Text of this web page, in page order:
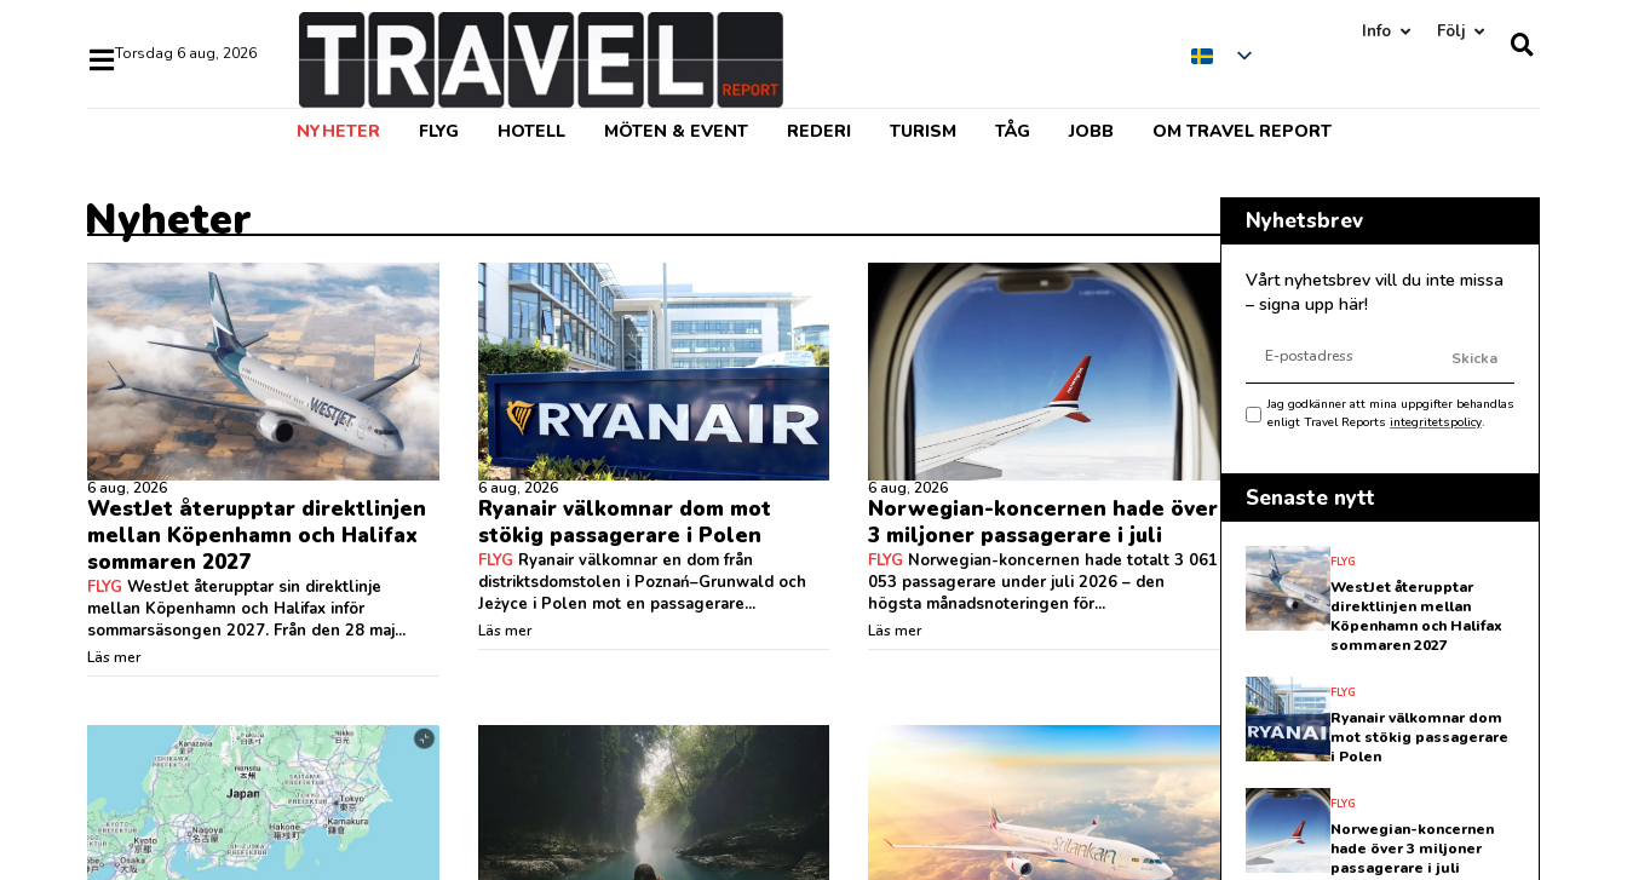
torsdag 6 aug, 2026
Info Följ
NYHETER FLYG HOTELL MÖTEN & EVENT REDERI TURISM TÅG JOBB OM TRAVEL REPORT
Nyheter
6 aug, 2026
WestJet återupptar direktlinjen
mellan Köpenhamn och Halifax
sommaren 2027
FLYG WestJet återupptar sin direktlinje
mellan Köpenhamn och Halifax inför
sommarsäsongen 2027. Från den 28 maj...
Läs mer
6 aug, 2026
Ryanair välkomnar dom mot
stökig passagerare i Polen
FLYG Ryanair välkomnar en dom från
distriktsdomstolen i Poznań–Grunwald och
Jeżyce i Polen mot en passagerare...
Läs mer
6 aug, 2026
Norwegian-koncernen hade över
3 miljoner passagerare i juli
FLYG Norwegian-koncernen hade totalt 3 061
053 passagerare under juli 2026 – den
högsta månadsnoteringen för...
Läs mer
Nyhetsbrev
Vårt nyhetsbrev vill du inte missa
– signa upp här!
Jag godkänner att mina uppgifter behandlas
enligt Travel Reports integritetspolicy.
Skicka
Senaste nytt
FLYG
WestJet återupptar
direktlinjen mellan
Köpenhamn och Halifax
sommaren 2027
FLYG
Ryanair välkomnar dom
mot stökig passagerare
i Polen
FLYG
Norwegian-koncernen
hade över 3 miljoner
passagerare i juli